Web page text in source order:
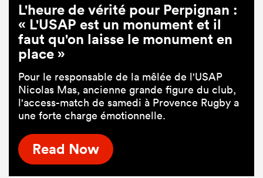
L'heure de vérité pour Perpignan :
« L'USAP est un monument et il
faut qu'on laisse le monument en
place »
Pour le responsable de la mêlée de l'USAP
Nicolas Mas, ancienne grande figure du club,
l'access-match de samedi à Provence Rugby a
une forte charge émotionnelle.
Read Now